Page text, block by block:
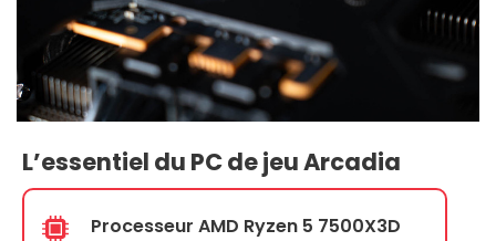
L’essentiel du PC de jeu Arcadia
Processeur AMD Ryzen 5 7500X3D